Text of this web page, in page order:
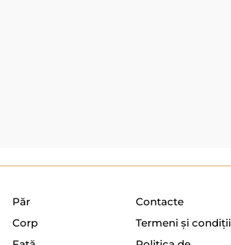
Păr
Corp
Contacte
Termeni și condiții